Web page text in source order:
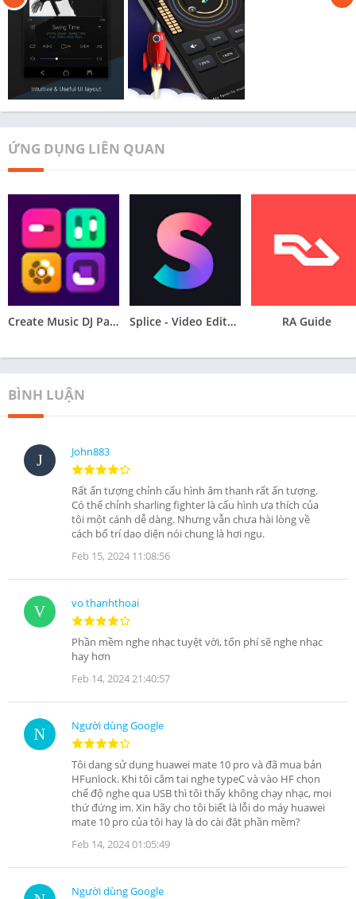
ỨNG DỤNG LIÊN QUAN
Create Music DJ Pad: Easy Beat Splice - Video Editor & Maker RA Guide
BÌNH LUẬN
John883
Rất ấn tượng chỉnh cấu hình âm thanh rất ấn tượng.
Có thể chỉnh sharling fighter là cấu hình ưa thích của
tôi một cánh dễ dàng. Nhưng vẫn chưa hài lòng về
cách bố trí dao diện nói chung là hơi ngu.
Feb 15, 2024 11:08:56
vo thanhthoai
Phần mềm nghe nhạc tuyệt vời, tốn phí sẽ nghe nhạc
hay hơn
Feb 14, 2024 21:40:57
Người dùng Google
Tôi dang sử dụng huawei mate 10 pro và đã mua bản
HFunlock. Khi tôi cắm tai nghe typeC và vào HF chọn
chế độ nghe qua USB thì tôi thấy không chạy nhạc, mọi
thứ đứng im. Xin hãy cho tôi biết là lỗi do máy huawei
mate 10 pro của tôi hay là do cài đặt phần mềm?
Feb 14, 2024 01:05:49
Người dùng Google